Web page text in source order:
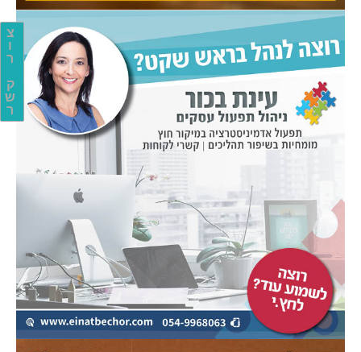
צ
ו
ר
ק
ש
ר